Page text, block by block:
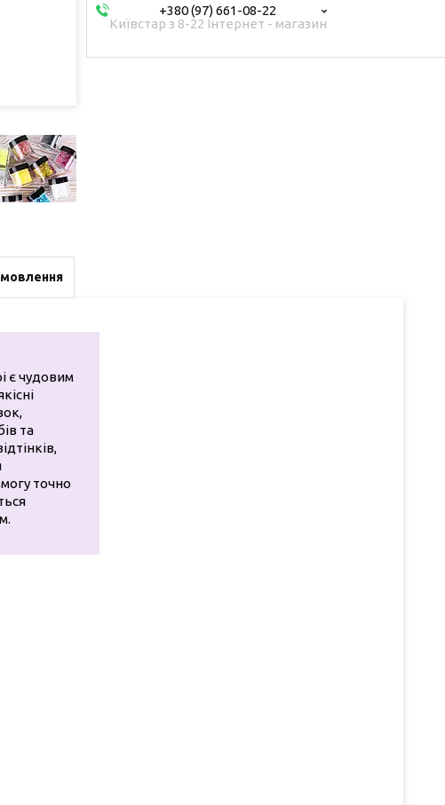
+380 (97) 661-08-22
Київстар з 8-22 Інтернет - магазин
є чудовим
та
точно